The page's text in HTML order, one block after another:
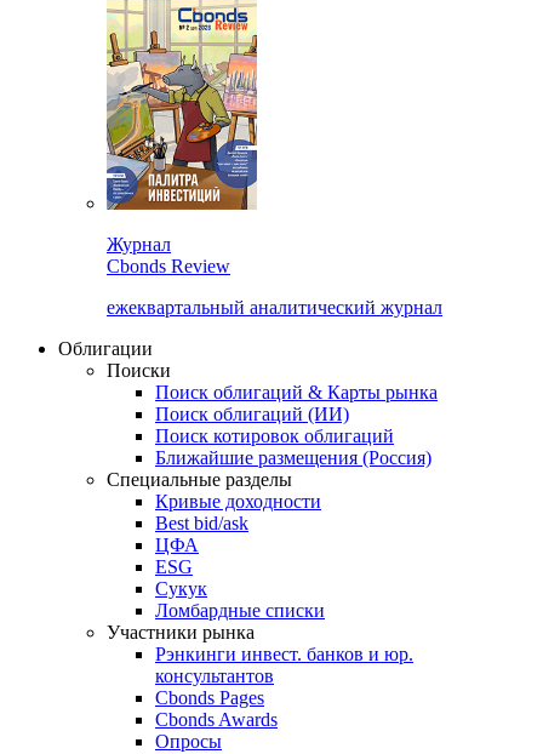
Журнал
Cbonds Review
ежеквартальный аналитический журнал
Облигации
Поиски
Поиск облигаций & Карты рынка
Поиск облигаций (ИИ)
Поиск котировок облигаций
Ближайшие размещения (Россия)
Специальные разделы
Кривые доходности
Best bid/ask
ЦФА
ESG
Сукук
Ломбардные списки
Участники рынка
Рэнкинги инвест. банков и юр.
консультантов
Cbonds Pages
Cbonds Awards
Опросы